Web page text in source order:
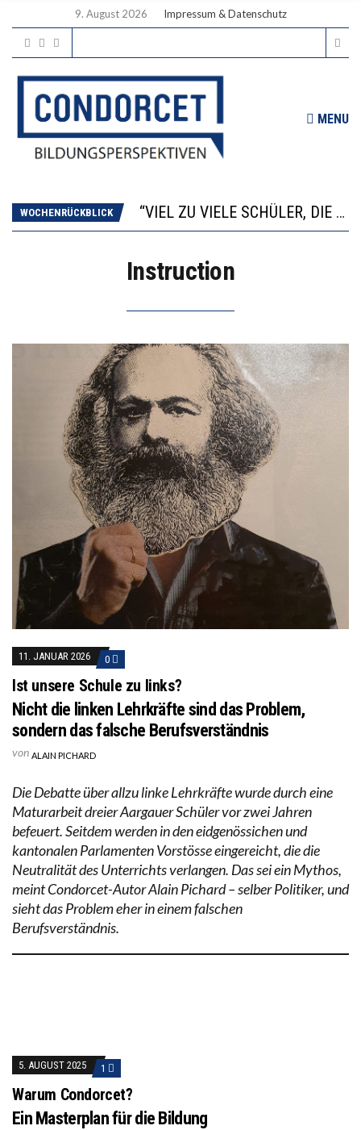
9. August 2026 Impressum & Datenschutz
MENU
WOCHENRÜCKBLICK
“VIEL ZU VIELE SCHÜLER, DIE GEMESSEN AN IHREN FÄHIGKEITEN GAR NICHT ANS GYMNASIUM GEHÖREN”
DIE GANZE HILFLOSIGKEIT DES BILDUNGSBÜRGERTUMS
Instruction
11. JANUAR 2026 0
Ist unsere Schule zu links?
Nicht die linken Lehrkräfte sind das Problem,
sondern das falsche Berufsverständnis
von ALAIN PICHARD
Die Debatte über allzu linke Lehrkräfte wurde durch eine
Maturarbeit dreier Aargauer Schüler vor zwei Jahren
befeuert. Seitdem werden in den eidgenössichen und
kantonalen Parlamenten Vorstösse eingereicht, die die
Neutralität des Unterrichts verlangen. Das sei ein Mythos,
meint Condorcet-Autor Alain Pichard – selber Politiker, und
sieht das Problem eher in einem falschen
Berufsverständnis.
5. AUGUST 2025 1
Warum Condorcet?
Ein Masterplan für die Bildung